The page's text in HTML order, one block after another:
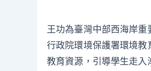
王功為臺灣中部西海岸
行政院環境保護署環境
教育資源，引導學生走